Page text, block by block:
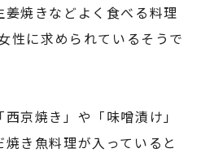
焼きなどよく食べる料理
性に求められているそうで
京焼き」や「味噌漬け」
き魚料理が入っていると